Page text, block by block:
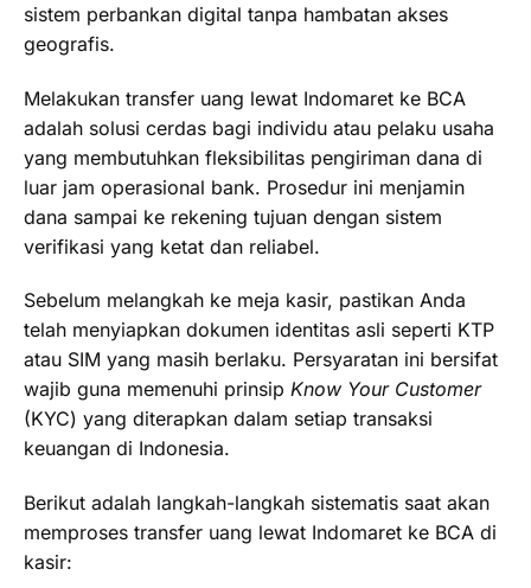
sistem perbankan digital tanpa hambatan akses
geografis.
Melakukan transfer uang lewat Indomaret ke BCA
adalah solusi cerdas bagi individu atau pelaku usaha
yang membutuhkan fleksibilitas pengiriman dana di
luar jam operasional bank. Prosedur ini menjamin
dana sampai ke rekening tujuan dengan sistem
verifikasi yang ketat dan reliabel.
Sebelum melangkah ke meja kasir, pastikan Anda
telah menyiapkan dokumen identitas asli seperti KTP
atau SIM yang masih berlaku. Persyaratan ini bersifat
wajib guna memenuhi prinsip Know Your Customer
(KYC) yang diterapkan dalam setiap transaksi
keuangan di Indonesia.
Berikut adalah langkah-langkah sistematis saat akan
memproses transfer uang lewat Indomaret ke BCA di
kasir: